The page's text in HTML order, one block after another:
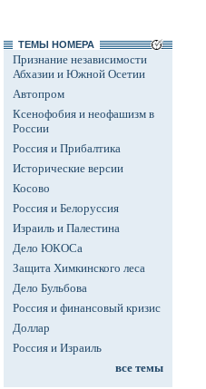
ТЕМЫ НОМЕРА
Признание независимости
Абхазии и Южной Осетии
Автопром
Ксенофобия и неофашизм в
России
Россия и Прибалтика
Исторические версии
Косово
Россия и Белоруссия
Израиль и Палестина
Дело ЮКОСа
Защита Химкинского леса
Дело Бульбова
Россия и финансовый кризис
Доллар
Россия и Израиль
все темы